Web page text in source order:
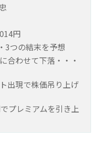
円
3つの結末を予想
わせて下落・・・
出現で株価吊り上げ
プレミアムを引き上